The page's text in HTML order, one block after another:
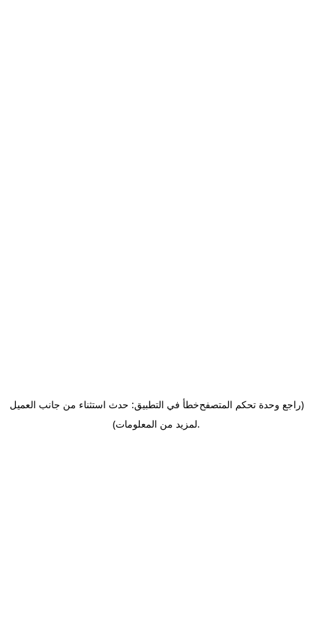
خطأ في التطبيق: حدث استثناء من جانب العميل(راجع وحدة تحكم المتصفح
لمزيد من المعلومات).